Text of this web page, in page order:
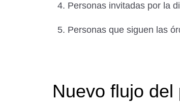
Personas invitadas por la
Personas que siguen las
Nuevo flujo